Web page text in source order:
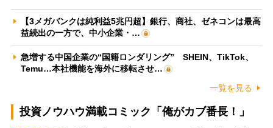
【3メガバンクは純利益5兆円超】銀行、商社、ゼネコンは最高
益続出の一方で、中小企業・…
急増する中国企業の“国籍ロンダリング” SHEIN、TikTok、
Temu…本社機能を海外に移転させ…
一覧を見る
投資ノウハウ満載コミック「俺がカブ番長！」